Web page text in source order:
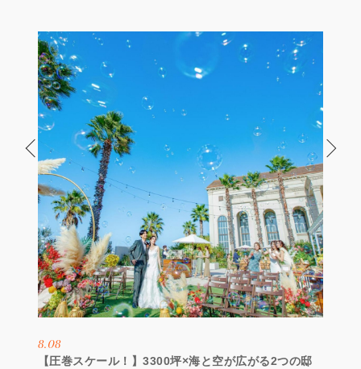
8.08
【圧巻スケール！】3300坪×海と空が広がる2つの邸